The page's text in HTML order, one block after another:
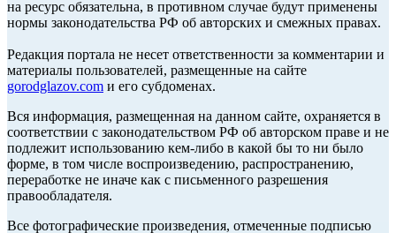
на ресурс обязательна, в противном случае будут применены
нормы законодательства РФ об авторских и смежных правах.
Редакция портала не несет ответственности за комментарии и
материалы пользователей, размещенные на сайте
gorodglazov.com и его субдоменах.
Вся информация, размещенная на данном сайте, охраняется в
соответствии с законодательством РФ об авторском праве и не
подлежит использованию кем-либо в какой бы то ни было
форме, в том числе воспроизведению, распространению,
переработке не иначе как с письменного разрешения
правообладателя.
Все фотографические произведения, отмеченные подписью